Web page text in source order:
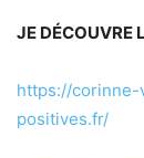
JE DÉCOUVRE
https://
positives.fr/